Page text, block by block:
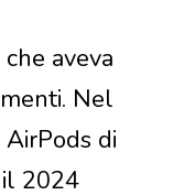
aveva
Nel
di
2024